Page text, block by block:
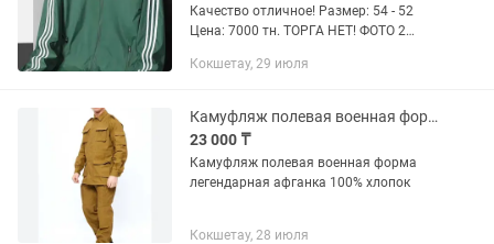
Качество отличное! Размер: 54 - 52
Цена: 7000 тн. ТОРГА НЕТ! ФОТО 2
Размер на 50-52. Цена: 10000 тн. Торга
Кокшетау, 29 июля
Камуфляж полевая военная форма легендарная афганка
23 000 ₸
Камуфляж полевая военная форма
легендарная афганка 100% хлопок
Кокшетау, 28 июля